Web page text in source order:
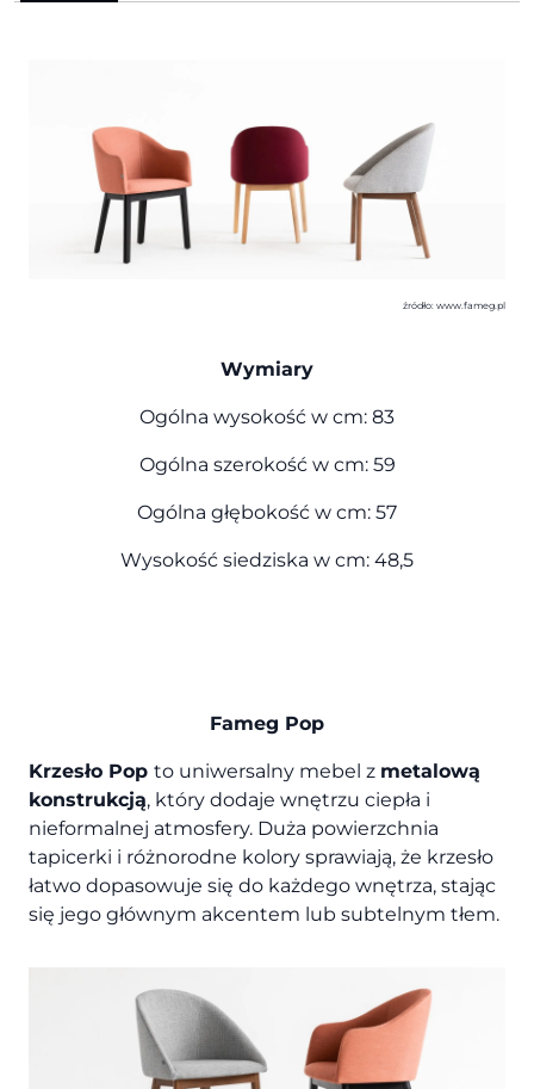
źródło: www.fameg.pl
Wymiary
Ogólna wysokość w cm: 83
Ogólna szerokość w cm: 59
Ogólna głębokość w cm: 57
Wysokość siedziska w cm: 48,5
Fameg Pop
Krzesło Pop to uniwersalny mebel z metalową
konstrukcją, który dodaje wnętrzu ciepła i
nieformalnej atmosfery. Duża powierzchnia
tapicerki i różnorodne kolory sprawiają, że krzesło
łatwo dopasowuje się do każdego wnętrza, stając
się jego głównym akcentem lub subtelnym tłem.